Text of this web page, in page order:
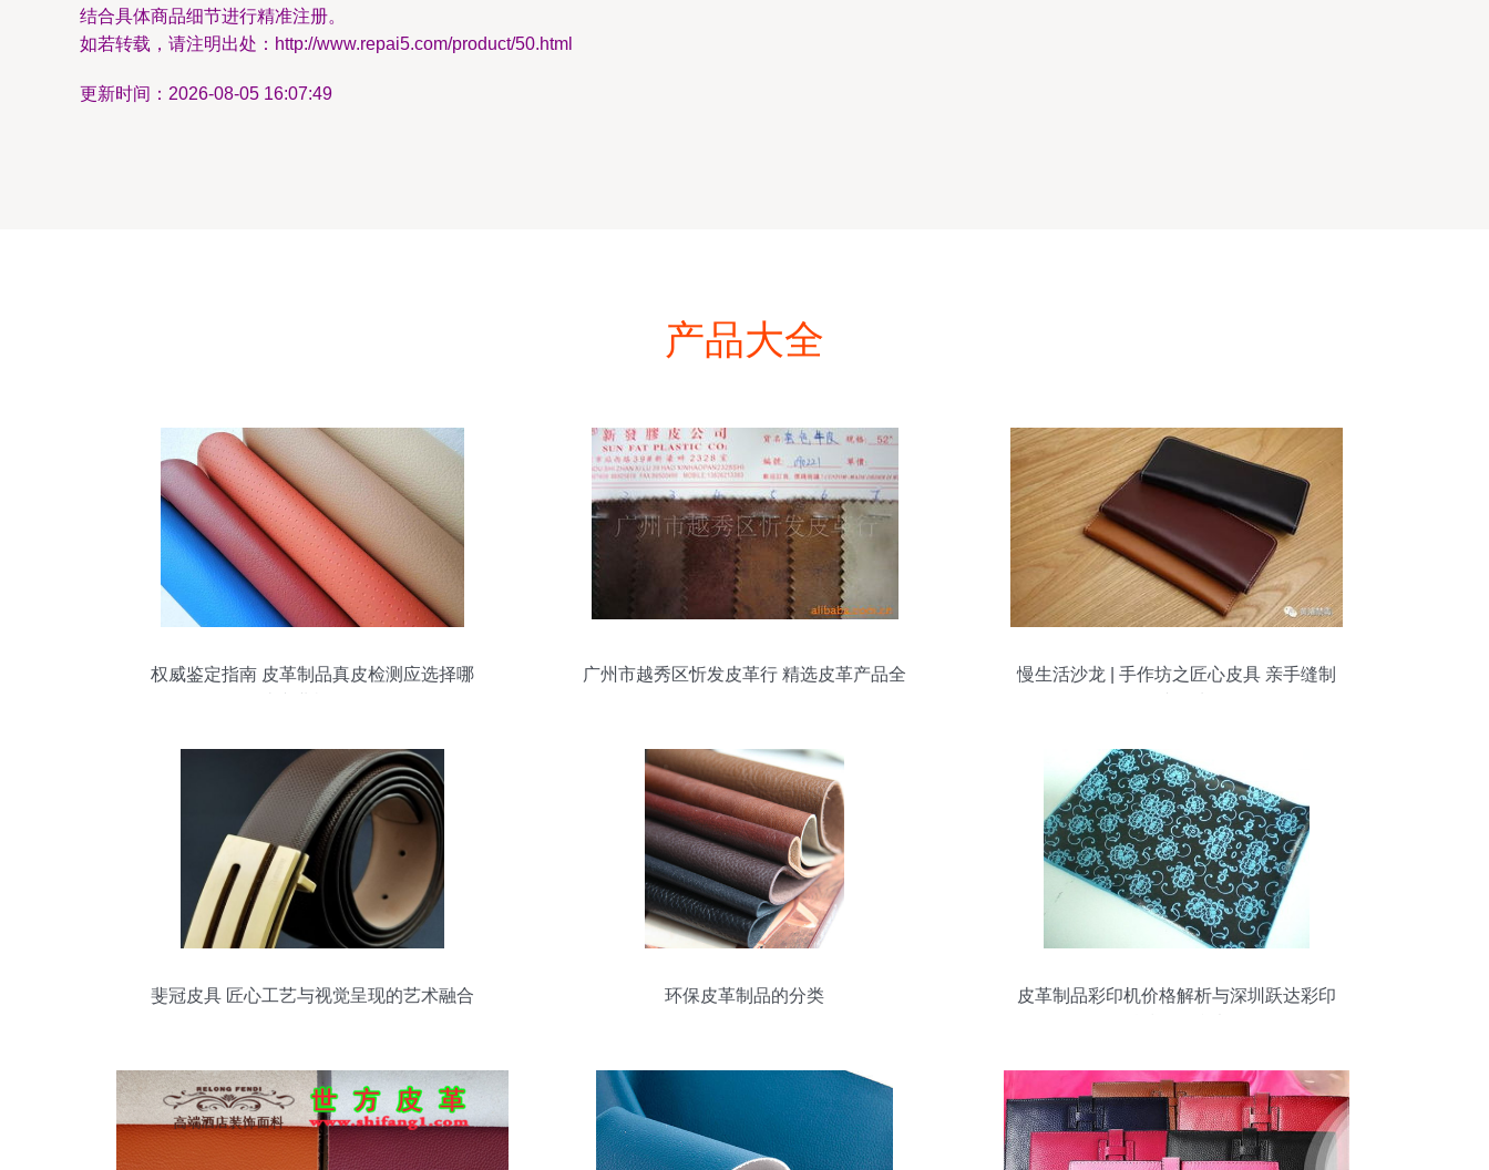
结合具体商品细节进行精准注册。
如若转载，请注明出处：http://www.repai5.com/product/50.html
更新时间：2026-08-05 16:07:49
产品大全
权威鉴定指南 皮革制品真皮检测应选择哪
广州市越秀区忻发皮革行 精选皮革产品全
慢生活沙龙 | 手作坊之匠心皮具 亲手缝制
斐冠皮具 匠心工艺与视觉呈现的艺术融合 环保皮革制品的分类
皮革制品彩印机价格解析与深圳跃达彩印